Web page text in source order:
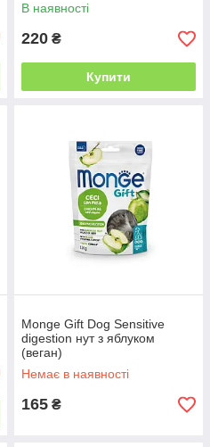
В наявності
220 ₴
Купити
Monge Gift Dog Sensitive
digestion нут з яблуком
(веган)
Немає в наявності
165 ₴